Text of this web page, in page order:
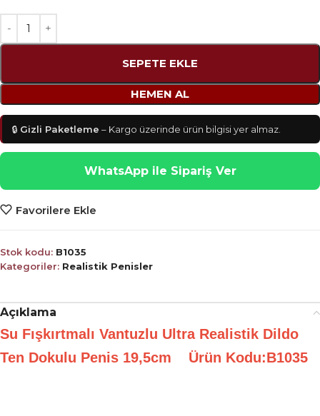
SEPETE EKLE
HEMEN AL
🔒 Gizli Paketleme – Kargo üzerinde ürün bilgisi yer almaz.
WhatsApp ile Sipariş Ver
Favorilere Ekle
Stok kodu: B1035
Kategoriler: Realistik Penisler
Açıklama
Su Fışkırtmalı Vantuzlu Ultra Realistik Dildo
Ten Dokulu Penis 19,5cm Ürün Kodu:B1035